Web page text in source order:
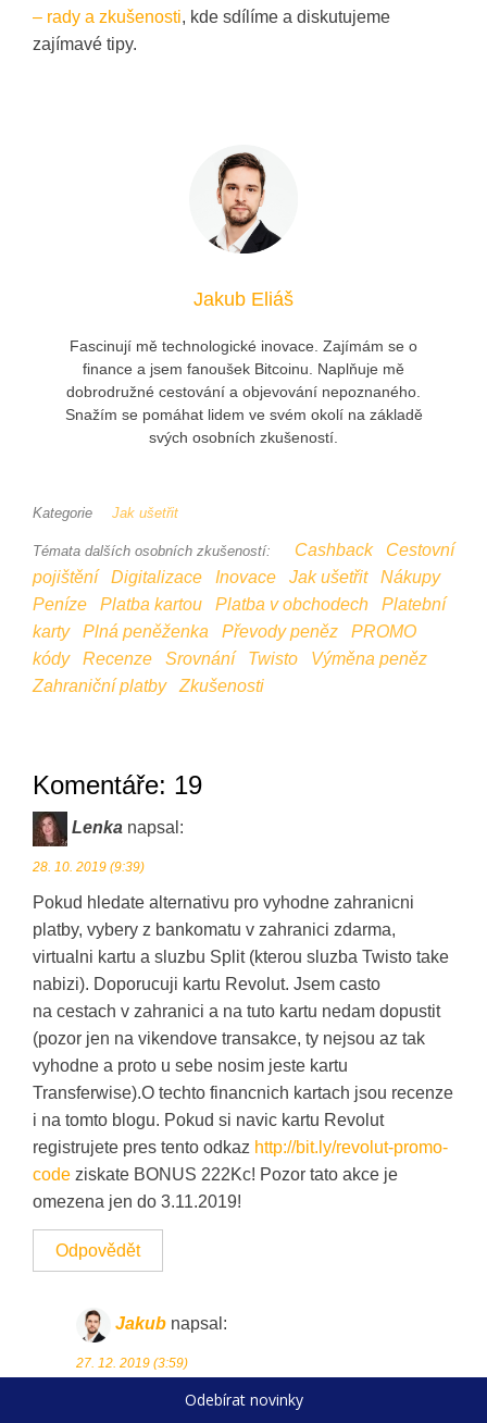
– rady a zkušenosti, kde sdílíme a diskutujeme
zajímavé tipy.
Jakub Eliáš
Fascinují mě technologické inovace. Zajímám se o
finance a jsem fanoušek Bitcoinu. Naplňuje mě
dobrodružné cestování a objevování nepoznaného.
Snažím se pomáhat lidem ve svém okolí na základě
svých osobních zkušeností.
Kategorie Jak ušetřit
Témata dalších osobních zkušeností: Cashback
Cestovní
pojištění
Digitalizace Inovace Jak ušetřit
Nákupy
Peníze
Platba kartou Platba v obchodech
Platební
karty
Plná peněženka Převody peněz
PROMO
kódy
Recenze Srovnání Twisto
Výměna peněz
Zahraniční platby
Zkušenosti
Komentáře: 19
Lenka napsal:
28. 10. 2019 (9:39)
Pokud hledate alternativu pro vyhodne zahranicni
platby, vybery z bankomatu v zahranici zdarma,
virtualni kartu a sluzbu Split (kterou sluzba Twisto take
nabizi). Doporucuji kartu Revolut. Jsem casto
na cestach v zahranici a na tuto kartu nedam dopustit
(pozor jen na vikendove transakce, ty nejsou az tak
vyhodne a proto u sebe nosim jeste kartu
Transferwise).O techto financnich kartach jsou recenze
i na tomto blogu. Pokud si navic kartu Revolut
registrujete pres tento odkaz http://bit.ly/revolut-promo-
code ziskate BONUS 222Kc! Pozor tato akce je
omezena jen do 3.11.2019!
Odpovědět
Jakub napsal:
27. 12. 2019 (3:59)
Odebírat novinky